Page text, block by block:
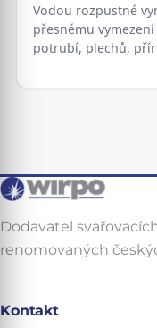
Vodou rozpustné
přesnému
potrubí, plechů,
Dodavatel
renomovaných
Kontakt